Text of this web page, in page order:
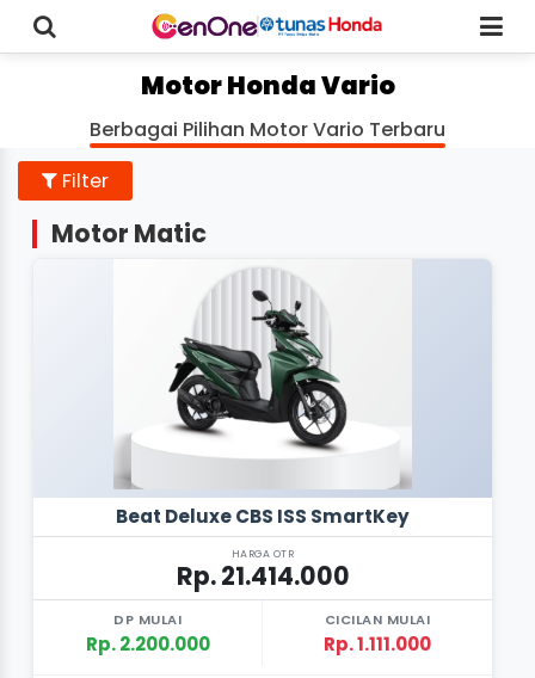
Motor Honda Vario
Berbagai Pilihan Motor Vario Terbaru
Filter
Motor Matic
Beat Deluxe CBS ISS SmartKey
HARGA OTR
Rp. 21.414.000
DP MULAI
Rp. 2.200.000
CICILAN MULAI
Rp. 1.111.000